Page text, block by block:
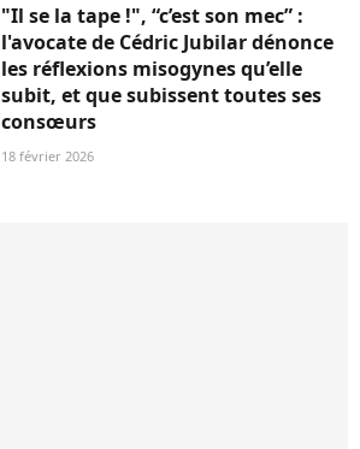
"Il se la tape !", “c’est son mec” :
l'avocate de Cédric Jubilar dénonce
les réflexions misogynes qu’elle
subit, et que subissent toutes ses
consœurs
18 février 2026